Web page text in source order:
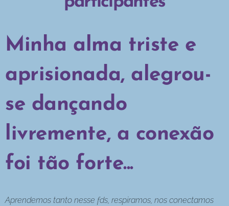
Minha alma triste e
aprisionada, alegrou-
se dançando
livremente, a conexão
foi tão forte...
Aprendemos tanto nesse fds, respiramos, nos conectamos